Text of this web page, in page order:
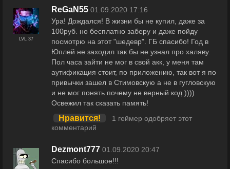
LVL 37
ReGaN55 01.09.2020 17:16
Ура! Дождался! В жизни бы не купил, даже за
100руб. но бесплатно заберу и даже пойду
посмотрю на этот "шедевр". ГБ спасибо! Год в
Юплей не заходил так бы не узнал про халяву.
Пол часа зайти не мог в свой акк, у меня там
аутификация стоит, по приложению, так вот я по
привычки зашел в Стимовскую а не в гугловскую
и не мог понять почему не верный код.))))
Освежил так сказать память!
Нравится!
1 геймер одобряет этот
комментарий
Dezmont777 01.09.2020 20:47
Спасибо большое!!!